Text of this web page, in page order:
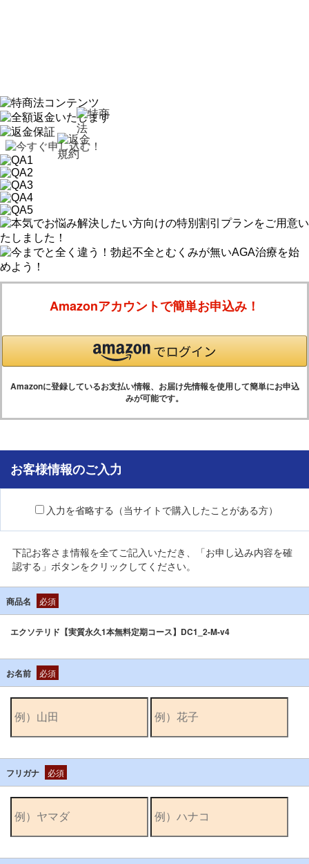
Amazonアカウントで簡単お申込み！
Amazonに登録しているお支払い情報、お届け先情報を使用して簡単にお申込
みが可能です。
お客様情報のご入力
入力を省略する（当サイトで購入したことがある方）
下記お客さま情報を全てご記入いただき、「お申し込み内容を確
認する」ボタンをクリックしてください。
商品名 必須
エクソテリド【実質永久1本無料定期コース】DC1_2-M-v4
お名前 必須
フリガナ 必須